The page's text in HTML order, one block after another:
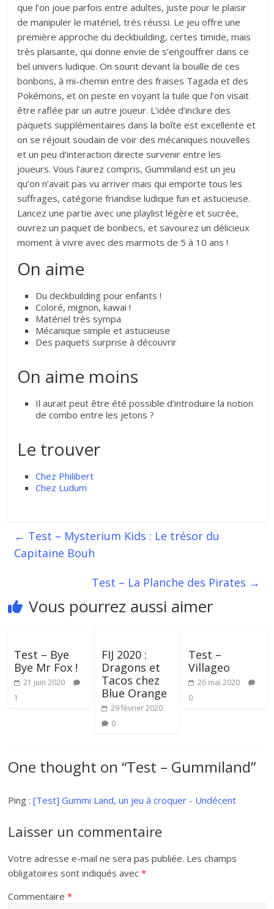
que l’on joue parfois entre adultes, juste pour le plaisir
de manipuler le matériel, très réussi. Le jeu offre une
première approche du deckbuilding, certes timide, mais
très plaisante, qui donne envie de s’engouffrer dans ce
bel univers ludique. On sourit devant la bouille de ces
bonbons, à mi-chemin entre des fraises Tagada et des
Pokémons, et on peste en voyant la tuile que l’on visait
être raflée par un autre joueur. L’idée d’inclure des
paquets supplémentaires dans la boîte est excellente et
on se réjouit soudain de voir des mécaniques nouvelles
et un peu d’interaction directe survenir entre les
joueurs. Vous l’aurez compris, Gummiland est un jeu
qu’on n’avait pas vu arriver mais qui emporte tous les
suffrages, catégorie friandise ludique fun et astucieuse.
Lancez une partie avec une playlist légère et sucrée,
ouvrez un paquet de bonbecs, et savourez un délicieux
moment à vivre avec des marmots de 5 à 10 ans !
On aime
Du deckbuilding pour enfants !
Coloré, mignon, kawai !
Matériel très sympa
Mécanique simple et astucieuse
Des paquets surprise à découvrir
On aime moins
Il aurait peut être été possible d’introduire la notion
de combo entre les jetons ?
Le trouver
Chez Philibert
Chez Ludum
← Test – Mysterium Kids : Le trésor du
Capitaine Bouh
Test – La Planche des Pirates →
Vous pourrez aussi aimer
Test – Bye
Bye Mr Fox !
21 juin 2020
1
FIJ 2020 :
Dragons et
Tacos chez
Blue Orange
29 février 2020
0
Test –
Villageo
26 mai 2020
0
One thought on “Test – Gummiland”
Ping :[Test] Gummi Land, un jeu à croquer - Undécent
Laisser un commentaire
Votre adresse e-mail ne sera pas publiée. Les champs
obligatoires sont indiqués avec*
Commentaire*